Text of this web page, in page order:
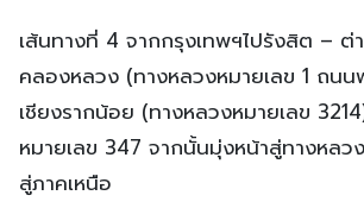
เส้นทางที่ 4 จากกรุงเทพฯไปรังสิต – ต่
คลองหลวง (ทางหลวงหมายเลข 1 ถน
เชียงรากน้อย (ทางหลวงหมายเลข
หมายเลข 347 จากนั้นมุ่งหน้าสู่ทางหลว
สู่ภาคเหนือ